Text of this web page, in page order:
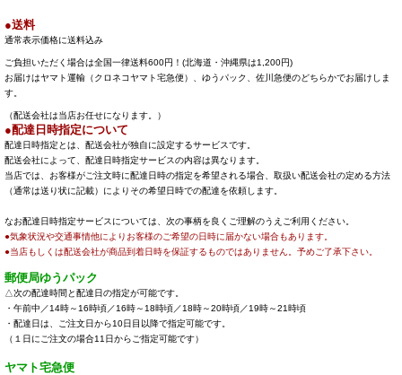
●送料
通常表示価格に送料込み
ご負担いただく場合は全国一律送料600円！(北海道・沖縄県は1,200円)
お届けはヤマト運輸（クロネコヤマト宅急便）、ゆうパック、佐川急便のどちらかでお届けしま
す。
（配送会社は当店お任せになります。）
●配達日時指定について
配達日時指定とは、配送会社が独自に設定するサービスです。
配送会社によって、配達日時指定サービスの内容は異なります。
当店では、お客様がご注文時に配達日時の指定を希望される場合、取扱い配送会社の定める方法
（通常は送り状に記載）によりその希望日時での配達を依頼します。
なお配達日時指定サービスについては、次の事柄を良くご理解のうえご利用ください。
●気象状況や交通事情他によりお客様のご希望の日時に届かない場合もあります。
●当店もしくは配送会社が商品到着日時を保証するものではありません。予めご了承下さい。
郵便局ゆうパック
△次の配達時間と配達日の指定が可能です。
・午前中／14時～16時頃／16時～18時頃／18時～20時頃／19時～21時頃
・配達日は、ご注文日から10日目以降で指定可能です。
（１日にご注文の場合11日からご指定可能です）
ヤマト宅急便